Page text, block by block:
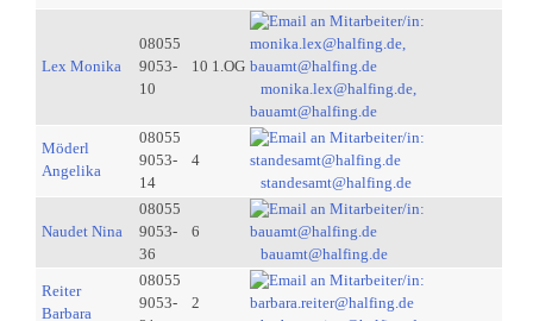
Lex Monika
08055
9053-
10
10 1.OG
monika.lex@halfing.de,
bauamt@halfing.de
Möderl
Angelika
08055
9053-
14
4
standesamt@halfing.de
Naudet Nina
08055
9053-
36
6
bauamt@halfing.de
Reiter
Barbara
08055
9053-
2